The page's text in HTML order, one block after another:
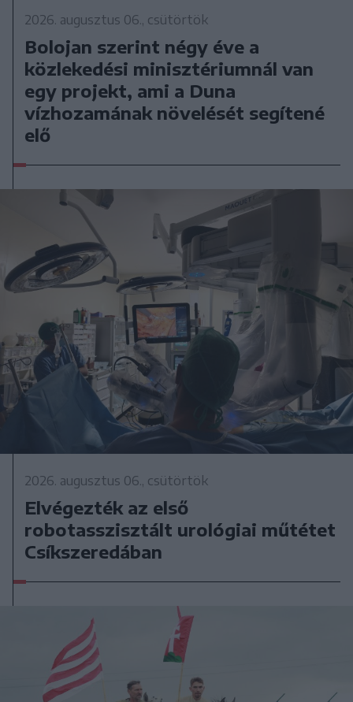
2026. augusztus 06., csütörtök
Bolojan szerint négy éve a
közlekedési minisztériumnál van
egy projekt, ami a Duna
vízhozamának növelését segítené
elő
2026. augusztus 06., csütörtök
Elvégezték az első
robotasszisztált urológiai műtétet
Csíkszeredában